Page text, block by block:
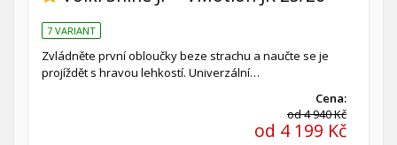
7 VARIANT
Zvládněte první obloučky beze strachu a naučte se je
projíždět s hravou lehkostí. Univerzální…
Cena:
od 4 940 Kč
od 4 199 Kč